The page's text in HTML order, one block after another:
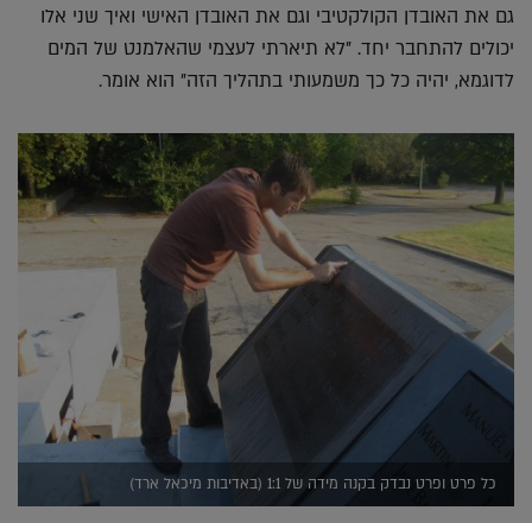
גם את האובדן הקולקטיבי וגם את האובדן האישי ואיך שני אלו
יכולים להתחבר יחד. "לא תיארתי לעצמי שהאלמנט של המים
לדוגמא, יהיה כל כך משמעותי בתהליך הזה" הוא אומר.
כל פרט ופרט נבדק בקנה מידה של 1:1 (באדיבות מיכאל ארד)